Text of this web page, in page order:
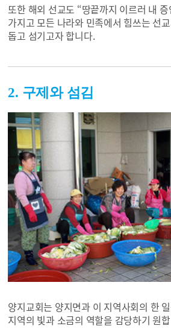
또한 해외 선교도 “땅끝까지 이르러 내
가지고 모든 나라와 민족에서 힘쓰는 선
돕고 섬기고자 합니다.
2. 구제와 섬김
양지교회는 양지면과 이 지역사회의 한
지역의 빛과 소금의 역할을 감당하기 원